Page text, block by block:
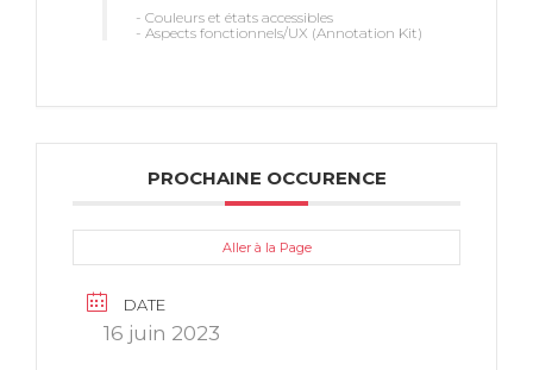
- Couleurs et états accessibles
- Aspects fonctionnels/UX (Annotation Kit)
PROCHAINE OCCURENCE
Aller à la Page
DATE
16 juin 2023